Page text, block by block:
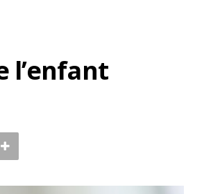
l’enfant